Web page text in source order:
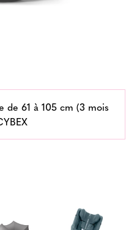
de 61 à 105 cm (3 mois